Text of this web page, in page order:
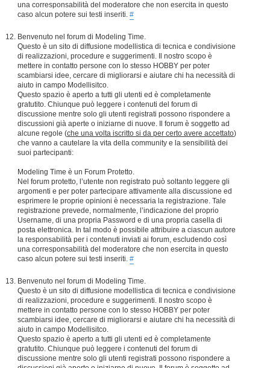
una corresponsabilità del moderatore che non esercita in questo
caso alcun potere sui testi inseriti. #
Benvenuto nel forum di Modeling Time.
Questo è un sito di diffusione modellistica di tecnica e condivisione
di realizzazioni, procedure e suggerimenti. Il nostro scopo è
mettere in contatto persone con lo stesso HOBBY per poter
scambiarsi idee, cercare di migliorarsi e aiutare chi ha necessità di
aiuto in campo Modellisitco.
Questo spazio è aperto a tutti gli utenti ed è completamente
gratutito. Chiunque può leggere i contenuti del forum di
discussione mentre solo gli utenti registrati possono rispondere a
discussioni già aperte o iniziarne di nuove. Il forum è soggetto ad
alcune regole (che una volta iscritto si da per certo avere accettato)
che vanno a cautelare la vita della community e la sensibilità dei
suoi partecipanti:
Modeling Time è un Forum Protetto.
Nel forum protetto, l’utente non registrato può soltanto leggere gli
argomenti e per poter partecipare attivamente alla discussione ed
esprimere le proprie opinioni è necessaria la registrazione. Tale
registrazione prevede, normalmente, l’indicazione del proprio
Username, di una propria Password e di una propria casella di
posta elettronica. In tal modo è possibile attribuire a ciascun autore
la responsabilità per i contenuti inviati ai forum, escludendo così
una corresponsabilità del moderatore che non esercita in questo
caso alcun potere sui testi inseriti. #
Benvenuto nel forum di Modeling Time.
Questo è un sito di diffusione modellistica di tecnica e condivisione
di realizzazioni, procedure e suggerimenti. Il nostro scopo è
mettere in contatto persone con lo stesso HOBBY per poter
scambiarsi idee, cercare di migliorarsi e aiutare chi ha necessità di
aiuto in campo Modellisitco.
Questo spazio è aperto a tutti gli utenti ed è completamente
gratutito. Chiunque può leggere i contenuti del forum di
discussione mentre solo gli utenti registrati possono rispondere a